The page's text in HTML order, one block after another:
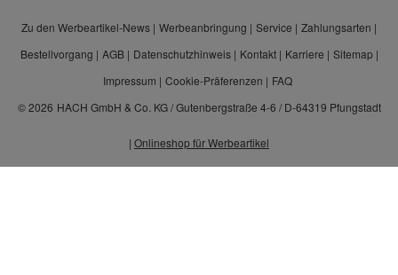
Zu den Werbeartikel-News Werbeanbringung Service
Zahlungsarten
Bestellvorgang
AGB Datenschutzhinweis Kontakt Karriere
Sitemap
Impressum
Cookie-Präferenzen
FAQ
© 2026 HACH GmbH & Co. KG / Gutenbergstraße 4-6 / D-64319 Pfungstadt
| Onlineshop für Werbeartikel